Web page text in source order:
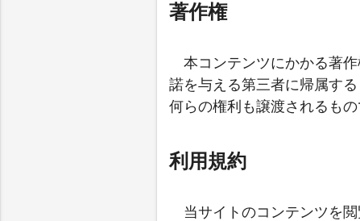
著作権
本コンテンツにかかる著
諾を与える第三者に帰属す
何らの権利も譲渡されるもの
利用規約
当サイトのコンテンツを